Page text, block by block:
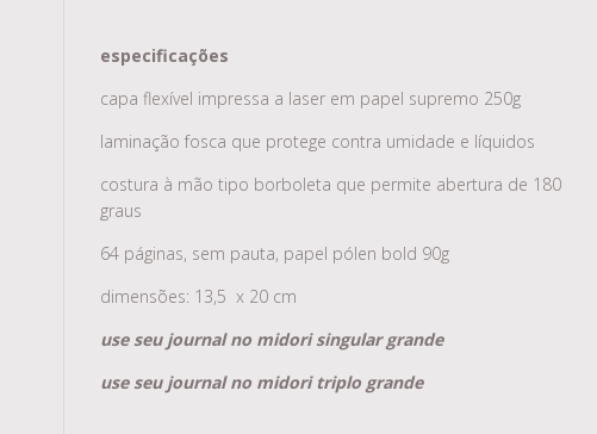
especificações
capa flexível impressa a laser em papel supremo 250g
laminação fosca que protege contra umidade e líquidos
costura à mão tipo borboleta que permite abertura de 180
graus
64 páginas, sem pauta, papel pólen bold 90g
dimensões: 13,5 x 20 cm
use seu journal no midori singular grande
use seu journal no midori triplo grande